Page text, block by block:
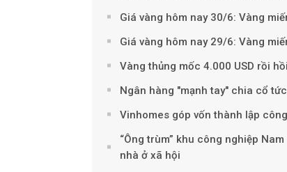
Giá vàng hôm nay 30/6: Vàng
Giá vàng hôm nay 29/6: Vàng
Vàng thủng mốc 4.000 USD rồi
Ngân hàng "mạnh tay" chia cổ
Vinhomes góp vốn thành lập
“Ông trùm” khu công nghiệp
nhà ở xã hội